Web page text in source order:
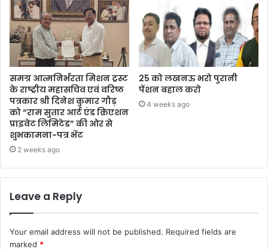
समग्र आत्मनिर्भरता मिशन ट्रस्ट
के राष्ट्रीय महासचिव एवं वरिष्ठ
पत्रकार श्री दिनेश कुमार गौड़
को “राम सुतार आर्ट एंड क्रिएशन
प्राइवेट लिमिटेड” की ओर से
शुभकामना-पत्र भेंट
2 weeks ago
25 को लखनऊ भरो पुरानी
पेंशन बहाल करो
4 weeks ago
Leave a Reply
Your email address will not be published. Required fields are
marked *